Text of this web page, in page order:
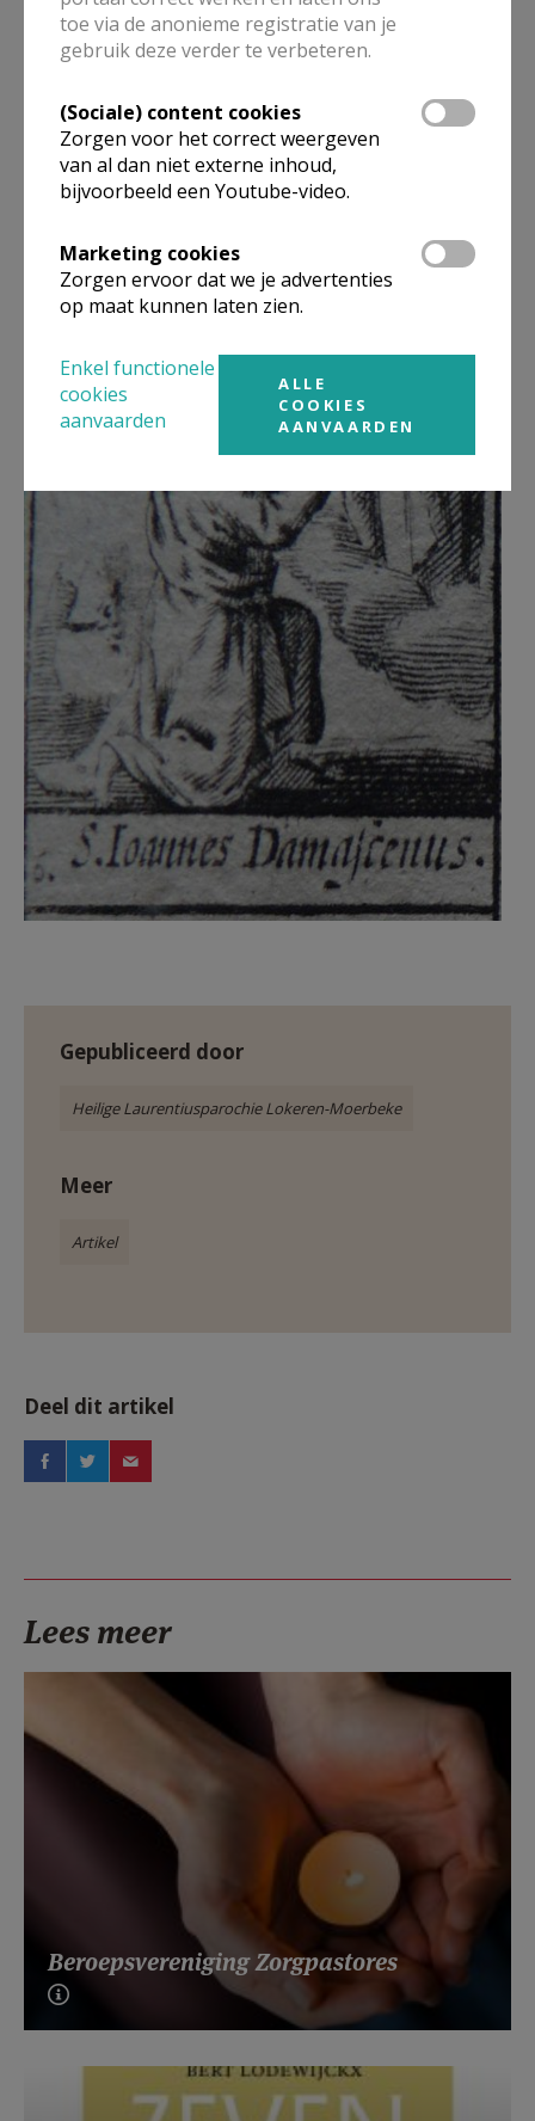
"de blik van de pelgrim valt op een beeld dat Gods tederheid
en nabijheid symboliseert. De liefde staat stil, overweegt het
(Paus Franciscus, Gaudete et exsultate, n. 155)
Heilige Johannes Damascenus, bid voor ons.
Gepubliceerd door
Heilige Laurentiusparochie Lokeren-Moerbeke
Meer
Artikel
Deel dit artikel
Lees meer
Beroepsvereniging Zorgpastores
toe via de anonieme registratie van je
gebruik deze verder te verbeteren.
(Sociale) content cookies
Zorgen voor het correct weergeven
van al dan niet externe inhoud,
bijvoorbeeld een Youtube-video.
Marketing cookies
Zorgen ervoor dat we je advertenties
op maat kunnen laten zien.
Enkel functionele
cookies
aanvaarden
ALLE
COOKIES
AANVAARDEN